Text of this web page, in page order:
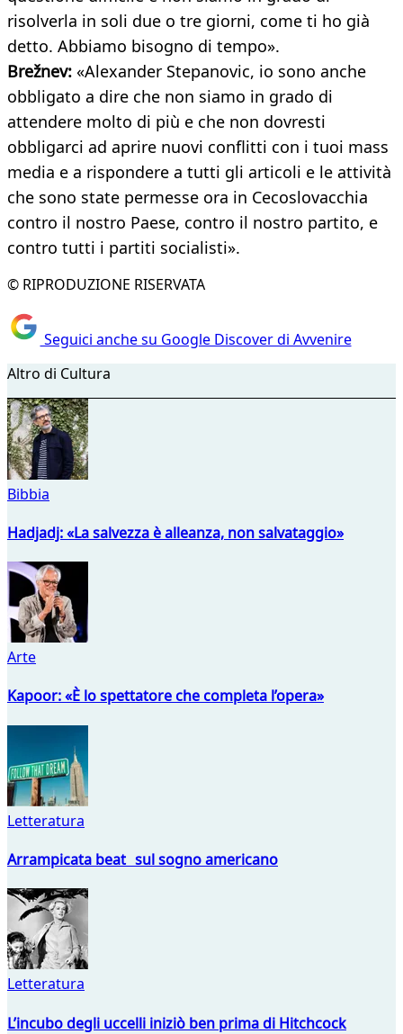
risolverla in soli due o tre giorni, come ti ho già
detto. Abbiamo bisogno di tempo».
Brežnev: «Alexander Stepanovic, io sono anche
obbligato a dire che non siamo in grado di
attendere molto di più e che non dovresti
obbligarci ad aprire nuovi conflitti con i tuoi mass
media e a rispondere a tutti gli articoli e le attività
che sono state permesse ora in Cecoslovacchia
contro il nostro Paese, contro il nostro partito, e
contro tutti i partiti socialisti».
© RIPRODUZIONE RISERVATA
Seguici anche su Google Discover di Avvenire
Altro di Cultura
Bibbia
Hadjadj: «La salvezza è alleanza, non salvataggio»
Arte
Kapoor: «È lo spettatore che completa l’opera»
Letteratura
Arrampicata beat sul sogno americano
Letteratura
L’incubo degli uccelli iniziò ben prima di Hitchcock